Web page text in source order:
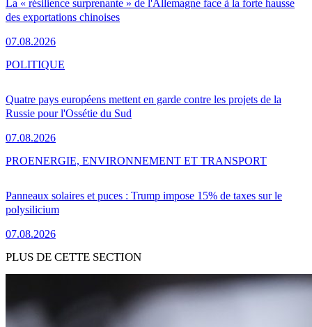
La « résilience surprenante » de l'Allemagne face à la forte hausse
des exportations chinoises
07.08.2026
Quatre pays européens mettent en garde contre les projets de la
Russie pour l'Ossétie du Sud
07.08.2026
POLITIQUE
Panneaux solaires et puces : Trump impose 15% de taxes sur le
polysilicium
07.08.2026
PROENERGIE, ENVIRONNEMENT ET TRANSPORT
PLUS DE CETTE SECTION